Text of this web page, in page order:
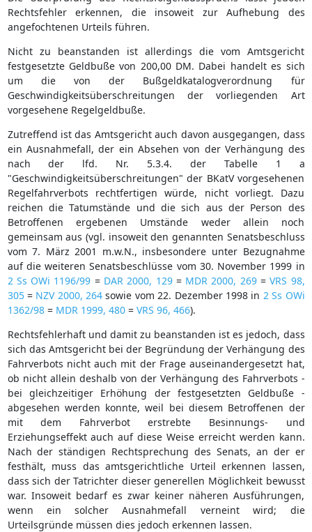
Rechtsfehler erkennen, die insoweit zur Aufhebung des
angefochtenen Urteils führen.
Nicht zu beanstanden ist allerdings die vom Amtsgericht
festgesetzte Geldbuße von 200,00 DM. Dabei handelt es sich
um die von der Bußgeldkatalogverordnung für
Geschwindigkeitsüberschreitungen der vorliegenden Art
vorgesehene Regelgeldbuße.
Zutreffend ist das Amtsgericht auch davon ausgegangen, dass
ein Ausnahmefall, der ein Absehen von der Verhängung des
nach der lfd. Nr. 5.3.4. der Tabelle 1 a
"Geschwindigkeitsüberschreitungen" der BKatV vorgesehenen
Regelfahrverbots rechtfertigen würde, nicht vorliegt. Dazu
reichen die Tatumstände und die sich aus der Person des
Betroffenen ergebenen Umstände weder allein noch
gemeinsam aus (vgl. insoweit den genannten Senatsbeschluss
vom 7. März 2001 m.w.N., insbesondere unter Bezugnahme
auf die weiteren Senatsbeschlüsse vom 30. November 1999 in
2 Ss OWi 1196/99 = DAR 2000, 129= MDR 2000, 269=VRS 98,
305= NZV 2000, 264 sowie vom 22. Dezember 1998 in 2 Ss OWi
1362/98= MDR 1999, 480= VRS 96, 466).
Rechtsfehlerhaft und damit zu beanstanden ist es jedoch, dass
sich das Amtsgericht bei der Begründung der Verhängung des
Fahrverbots nicht auch mit der Frage auseinandergesetzt hat,
ob nicht allein deshalb von der Verhängung des Fahrverbots -
bei gleichzeitiger Erhöhung der festgesetzten Geldbuße -
abgesehen werden konnte, weil bei diesem Betroffenen der
mit dem Fahrverbot erstrebte Besinnungs- und
Erziehungseffekt auch auf diese Weise erreicht werden kann.
Nach der ständigen Rechtsprechung des Senats, an der er
festhält, muss das amtsgerichtliche Urteil erkennen lassen,
dass sich der Tatrichter dieser generellen Möglichkeit bewusst
war. Insoweit bedarf es zwar keiner näheren Ausführungen,
wenn ein solcher Ausnahmefall verneint wird; die
Urteilsgründe müssen dies jedoch erkennen lassen.